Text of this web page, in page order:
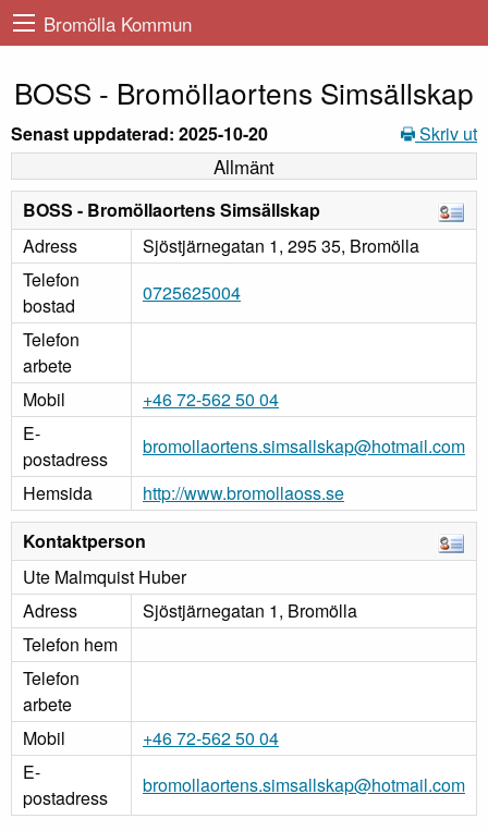
Bromölla Kommun
BOSS - Bromöllaortens Simsällskap
Senast uppdaterad: 2025-10-20 Skriv ut
Allmänt
BOSS - Bromöllaortens Simsällskap
Adress
Sjöstjärnegatan 1, 295 35, Bromölla
Telefon
bostad
0725625004
Telefon
arbete
Mobil
+46 72-562 50 04
E-
postadress
bromollaortens.simsallskap@hotmail.com
Hemsida
http://www.bromollaoss.se
Kontaktperson
Ute Malmquist Huber
Adress
Sjöstjärnegatan 1, Bromölla
Telefon hem
Telefon
arbete
Mobil
+46 72-562 50 04
E-
postadress
bromollaortens.simsallskap@hotmail.com